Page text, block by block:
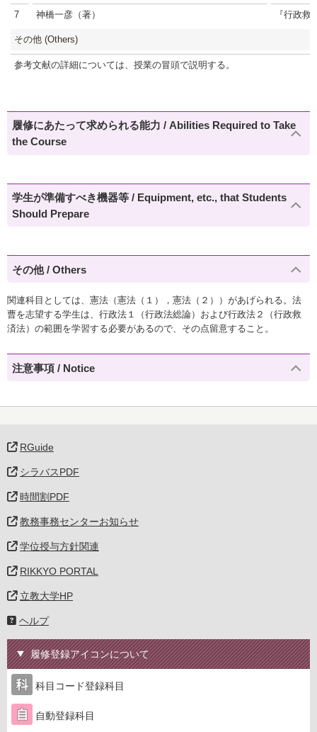
7 神橋一彦（著） 『行政救
その他 (Others)
参考文献の詳細については、授業の冒頭で説明する。
履修にあたって求められる能力 / Abilities Required to Take
the Course
学生が準備すべき機器等 / Equipment, etc., that Students
Should Prepare
その他 / Others
関連科目としては、憲法（憲法（１），憲法（２））があげられる。法
曹を志望する学生は、行政法１（行政法総論）および行政法２（行政救
済法）の範囲を学習する必要があるので、その点留意すること。
注意事項 / Notice
RGuide
シラバスPDF
時間割PDF
教務事務センターお知らせ
学位授与方針関連
RIKKYO PORTAL
立教大学HP
ヘルプ
履修登録アイコンについて
科目コード登録科目
自動登録科目